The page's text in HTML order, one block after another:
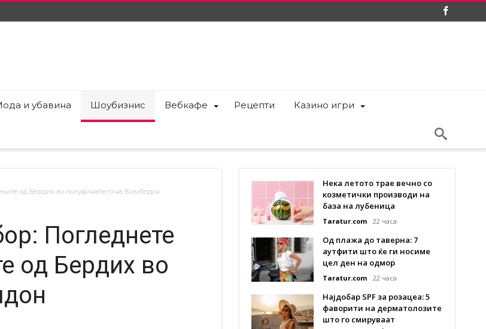
и убавина Шоубизнис Вебкафе Рецепти Казино игри
од Бердих во полуфиналето на Вимблдон
Погледнете
од Бердих во
Нека летото трае вечно со
козметички производи на
база на лубеница
Taratur.com 22 часа
Од плажа до таверна: 7
аутфити што ќе ги носиме
цел ден на одмор
Taratur.com 22 часа
Најдобар SPF за розацеа: 5
фаворити на дерматолозите
што го смируваат